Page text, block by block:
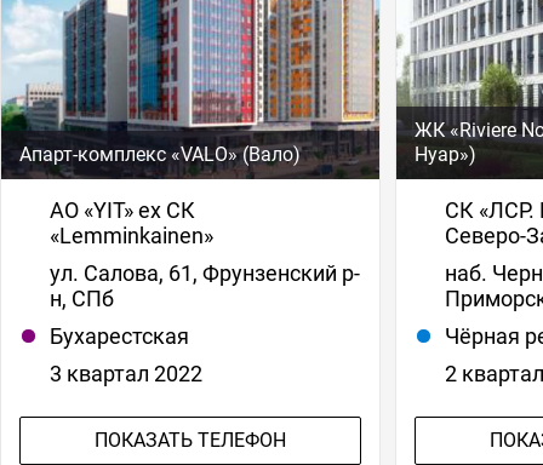
Апарт-комплекс «VALO» (Вало)
АО «YIT» ex СК
«Lemminkainen»
ул. Салова, 61, Фрунзенский р-
н, СПб
Бухарестская
3 квартал 2022
ПОКАЗАТЬ ТЕЛЕФОН
ЖК «Riviere
Нуар»)
СК «ЛСР.
Северо-
наб.
Чёрная
2